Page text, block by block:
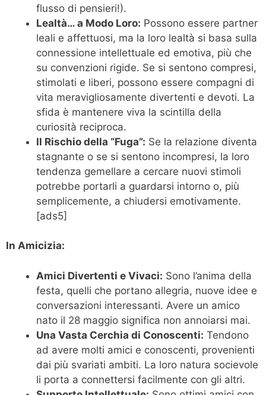
flusso di pensieri!).
Lealtà… a Modo Loro: Possono essere partner
leali e affettuosi, ma la loro lealtà si basa sulla
connessione intellettuale ed emotiva, più che
su convenzioni rigide. Se si sentono compresi,
stimolati e liberi, possono essere compagni di
vita meravigliosamente divertenti e devoti. La
sfida è mantenere viva la scintilla della
curiosità reciproca.
Il Rischio della “Fuga”: Se la relazione diventa
stagnante o se si sentono incompresi, la loro
tendenza gemellare a cercare nuovi stimoli
potrebbe portarli a guardarsi intorno o, più
semplicemente, a chiudersi emotivamente.
[ads5]
In Amicizia:
Amici Divertenti e Vivaci: Sono l’anima della
festa, quelli che portano allegria, nuove idee e
conversazioni interessanti. Avere un amico
nato il 28 maggio significa non annoiarsi mai.
Una Vasta Cerchia di Conoscenti: Tendono
ad avere molti amici e conoscenti, provenienti
dai più svariati ambiti. La loro natura socievole
li porta a connettersi facilmente con gli altri.